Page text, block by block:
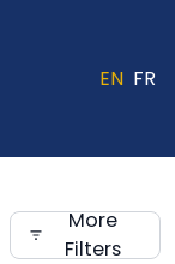
EN FR
More
Filters